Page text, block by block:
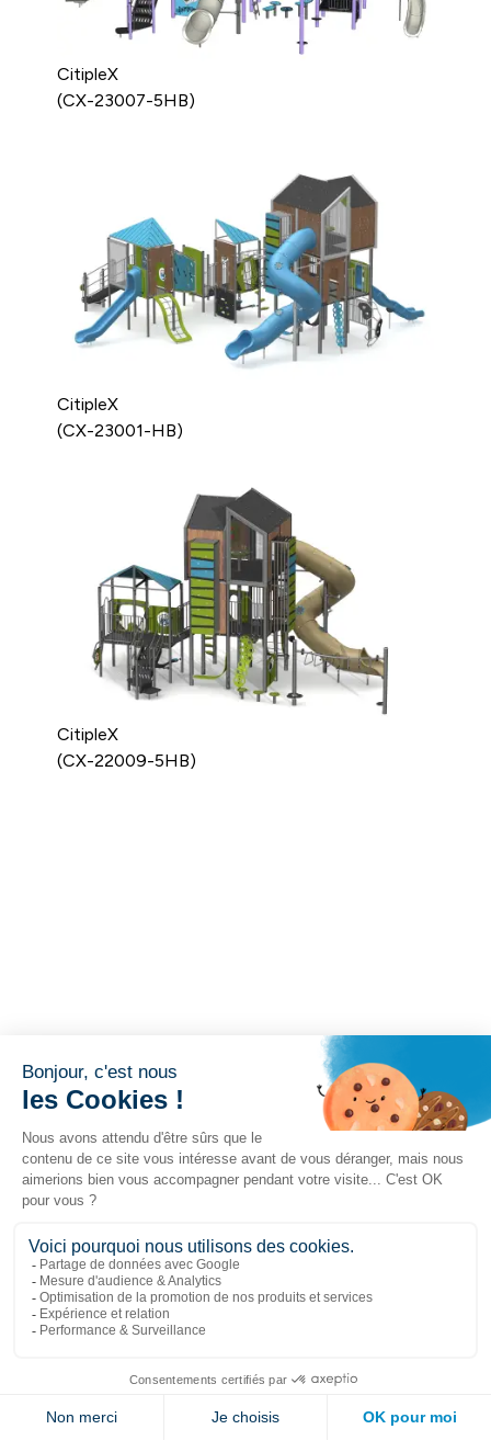
CitipleX
(CX-23007-5HB)
CitipleX
(CX-23001-HB)
CitipleX
(CX-22009-5HB)
Liens populaires
Nous joindre